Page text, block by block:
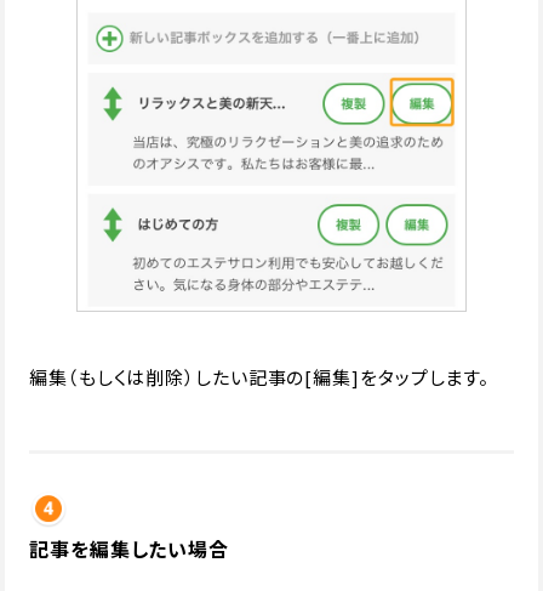
編集（もしくは削除）したい記事の[編集]をタップします。
記事を編集したい場合